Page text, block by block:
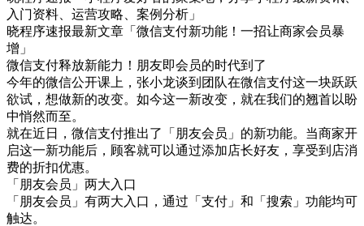
入门资料、运营攻略、案例分析」
晓程序速报最新文章「微信支付新功能！一招让商家会员暴
增」
微信支付释放新能力！朋友即会员的时代到了
今年的微信公开课上，张小龙谈到团队在微信支付这一块跃跃
欲试，想做新的改变。如今这一新改变，就在我们的翘首以盼
中悄然而至。
就在近日，微信支付推出了「朋友会员」的新功能。当商家开
启这一新功能后，顾客就可以通过添加店长好友，享受到店消
费的折扣优惠。
「朋友会员」两大入口
「朋友会员」有两大入口，通过「支付」和「搜索」功能均可
触达。